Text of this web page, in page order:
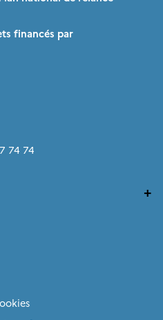
financés par
74 74